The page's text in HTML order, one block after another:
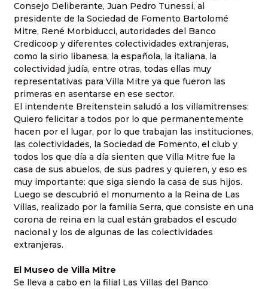
Consejo Deliberante, Juan Pedro Tunessi, al
presidente de la Sociedad de Fomento Bartolomé
Mitre, René Morbiducci, autoridades del Banco
Credicoop y diferentes colectividades extranjeras,
como la sirio libanesa, la española, la italiana, la
colectividad judía, entre otras, todas ellas muy
representativas para Villa Mitre ya que fueron las
primeras en asentarse en ese sector.
El intendente Breitenstein saludó a los villamitrenses:
Quiero felicitar a todos por lo que permanentemente
hacen por el lugar, por lo que trabajan las instituciones,
las colectividades, la Sociedad de Fomento, el club y
todos los que día a día sienten que Villa Mitre fue la
casa de sus abuelos, de sus padres y quieren, y eso es
muy importante: que siga siendo la casa de sus hijos.
Luego se descubrió el monumento a la Reina de Las
Villas, realizado por la familia Serra, que consiste en una
corona de reina en la cual están grabados el escudo
nacional y los de algunas de las colectividades
extranjeras.
El Museo de Villa Mitre
Se lleva a cabo en la filial Las Villas del Banco